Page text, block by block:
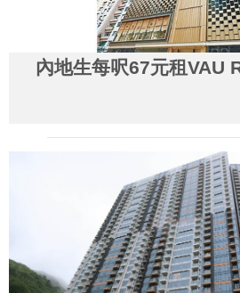
內地生每呎67元租VAU